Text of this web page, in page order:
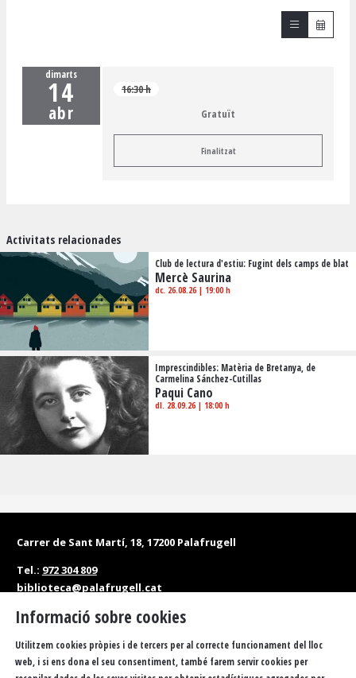
dimarts
14
abr
16:30 h
Gratuït
Finalitzat
Activitats relacionades
Club de lectura d'estiu: Fugint dels camps de blat
Mercè Saurina
dc. 26.08.26| 19:00 h
Imprescindibles: Matèria de Bretanya, de
Carmelina Sánchez-Cutillas
Paqui Cano
dl. 28.09.26| 18:00 h
Carrer de Sant Martí, 18, 17200 Palafrugell
Tel.: 972 304 809
biblioteca@palafrugell.cat
Matins: de dilluns a dissabte, de 10 a 13.30 h
Informació sobre cookies
Utilitzem cookies pròpies i de tercers per al correcte funcionament del lloc
web, i si ens dona el seu consentiment, també farem servir cookies per